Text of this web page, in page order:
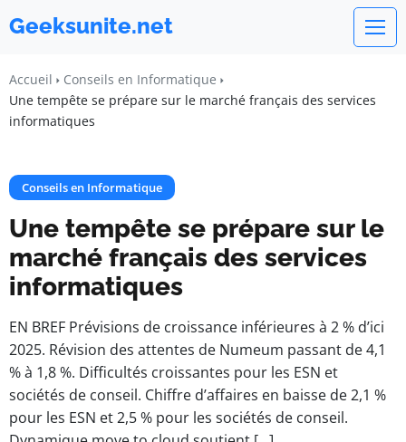
Geeksunite.net
Accueil
Conseils en Informatique
Une tempête se prépare sur le marché français des services
informatiques
Conseils en Informatique
Une tempête se prépare sur le
marché français des services
informatiques
EN BREF Prévisions de croissance inférieures à 2 % d’ici
2025. Révision des attentes de Numeum passant de 4,1
% à 1,8 %. Difficultés croissantes pour les ESN et
sociétés de conseil. Chiffre d’affaires en baisse de 2,1 %
pour les ESN et 2,5 % pour les sociétés de conseil.